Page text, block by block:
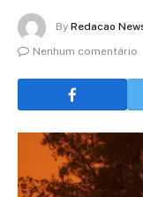
By Redacao
Nenhum comentário